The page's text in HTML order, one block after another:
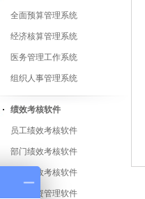
全面预算管理系统
经济核算管理系统
医务管理工作系统
组织人事管理系统
绩效考核软件
员工绩效考核软件
部门绩效考核软件
医院绩效考核软件
绩效工资管理软件